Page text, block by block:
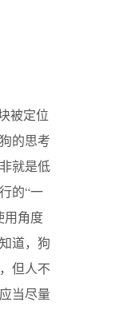
被定位
的思考
就是低
的“一
用角度
道，狗
但人不
当尽量